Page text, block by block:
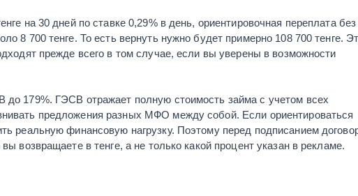
на 30 дней по ставке 0,29% в день, ориентировочная переплата без
8 700 тенге. То есть вернуть нужно будет примерно 108 700 тенге.
прежде всего в том случае, если вы уверены в возможности
до 179%. ГЭСВ отражает полную стоимость займа с учетом всех
предложения разных МФО между собой. Если ориентироваться
реальную финансовую нагрузку. Поэтому перед подписанием
возвращаете в тенге, а не только какой процент указан в рекламе.